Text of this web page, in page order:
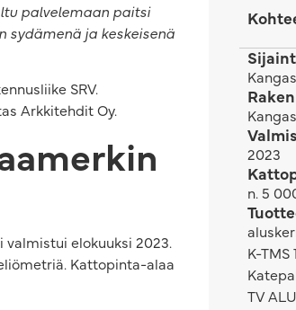
2023
n. 5
K-
TV ALU
palvelemaan paitsi
sydämenä ja keskeisenä
SRV.
Arkkitehdit Oy.
elokuuksi 2023.
Kattopinta-alaa